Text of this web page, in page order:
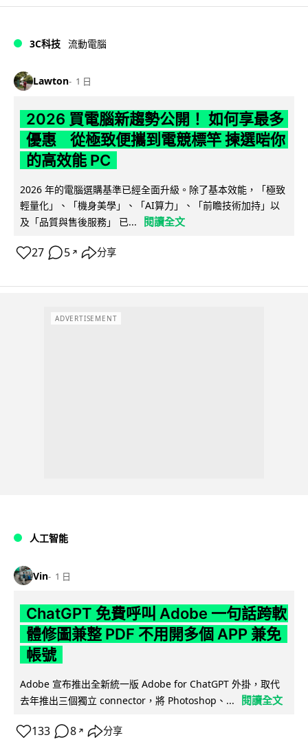
3C科技 流動電腦
Lawton 1 日
2026 買電腦新趨勢公開！ 如何享最多
優惠 從極致便攜到電競標竿 揀選啱你
的高效能 PC
2026 年的電腦選購基準已經全面升級。除了基本效能，「極致
輕量化」、「機身美學」、「AI算力」、「前瞻技術加持」以
及「品質與售後服務」 已...
閱讀全文
27 5 ↗ 分享
ADVERTISEMENT
人工智能
Vin 1 日
ChatGPT 免費呼叫 Adobe 一句話跨軟
體修圖兼整 PDF 不用開多個 APP 兼免
帳號
Adobe 宣布推出全新統一版 Adobe for ChatGPT 外掛，取代
去年推出三個獨立 connector，將 Photoshop、...
閱讀全文
133 8 ↗ 分享